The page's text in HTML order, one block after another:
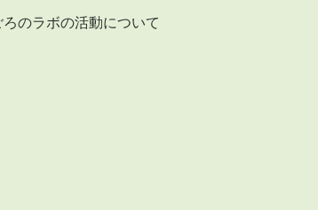
のラボの活動について